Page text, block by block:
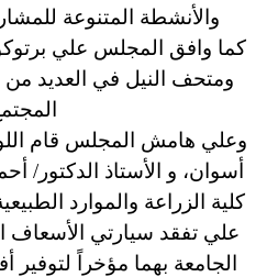
والأنشطة المتنوعة
كما وافق المجلس علي
ومتحف النيل في العديد من
وعلي هامش المجلس قام
أسوان، و الأستاذ الدكتور/
كلية الزراعة والموارد
علي تفقد سيارتي الأسعاف
الجامعة بهما مؤخراً